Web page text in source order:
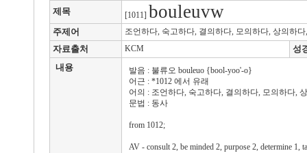
제목
[1011] bouleuvw
주제어 조언하다, 숙고하다, 결의하다, 모의하다, 상의하
자료출처 KCM
성
내용
발음 : 불류오 bouleuo {bool-yoo'-o}
어근 : *1012 에서 유래
어의 : 조언하다, 숙고하다, 결의하다, 모의하다,
문법 : 동사
from 1012;
AV - consult 2, be minded 2, purpose 2, determine 1,